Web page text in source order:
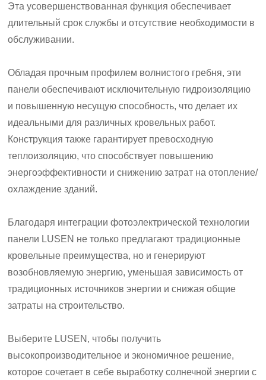
Эта усовершенствованная функция обеспечивает
длительный срок службы и отсутствие необходимости в
обслуживании.
Обладая прочным профилем волнистого гребня, эти
панели обеспечивают исключительную гидроизоляцию
и повышенную несущую способность, что делает их
идеальными для различных кровельных работ.
Конструкция также гарантирует превосходную
теплоизоляцию, что способствует повышению
энергоэффективности и снижению затрат на отопление/
охлаждение зданий.
Благодаря интеграции фотоэлектрической технологии
панели LUSEN не только предлагают традиционные
кровельные преимущества, но и генерируют
возобновляемую энергию, уменьшая зависимость от
традиционных источников энергии и снижая общие
затраты на строительство.
Выберите LUSEN, чтобы получить
высокопроизводительное и экономичное решение,
которое сочетает в себе выработку солнечной энергии с